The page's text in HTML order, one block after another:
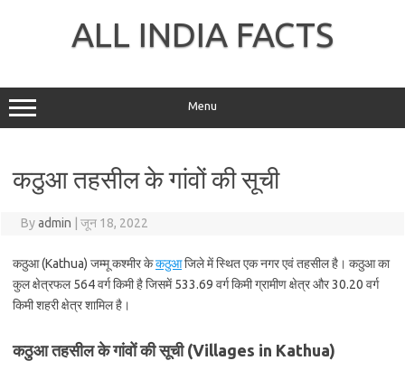
ALL INDIA FACTS
Menu
कठुआ तहसील के गांवों की सूची
Byadmin जून 18, 2022
कठुआ (Kathua) जम्मू कश्मीर केकठुआजिले में स्थित एक नगर एवं तहसील है। कठुआ का
कुल क्षेत्रफल 564 वर्ग किमी है जिसमें 533.69 वर्ग किमी ग्रामीण क्षेत्र और 30.20 वर्ग
किमी शहरी क्षेत्र शामिल है।
कठुआ तहसील के गांवों की सूची (Villages in Kathua)